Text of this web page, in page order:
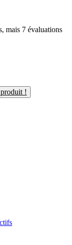
mais 7 évaluations
!